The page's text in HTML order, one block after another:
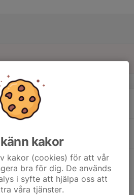
v.33
kakor
kakor (cookies) för att vår
bra för dig. De används
i syfte att hjälpa oss att
våra tjänster.